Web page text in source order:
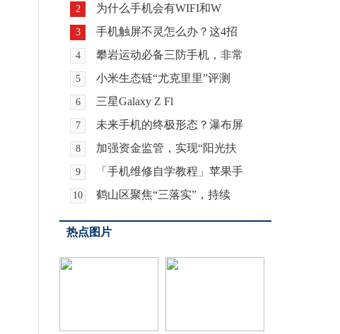
2 为什么手机会有WIFI和W
3 手机触屏不灵怎么办？这4招
4 攀岩运动必备三防手机，非常
5 小米生态链“尤克里里”评测
6 三星Galaxy Z Fl
7 未来手机的终极形态？瀑布屏
8 加强资金监管，实现“阳光扶
9 「手机维修自学教程」苹果手
10 鹤山区聚焦“三落实”，持续
热点图片